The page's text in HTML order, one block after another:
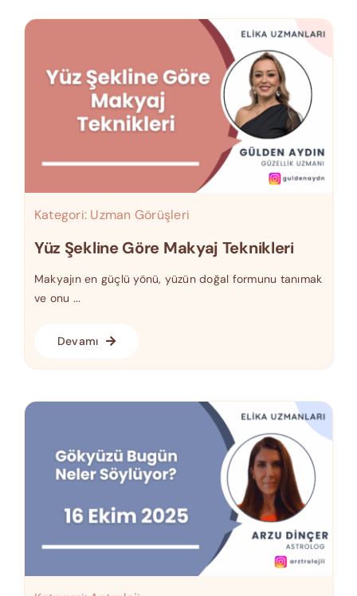
Kategori: Uzman Görüşleri
Yüz Şekline Göre Makyaj Teknikleri
Makyajın en güçlü yönü, yüzün doğal formunu tanımak
ve onu ...
Devamı